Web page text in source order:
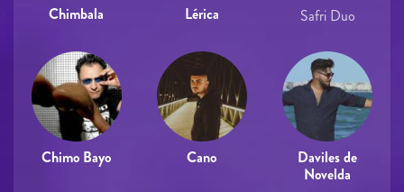
Chimbala Lérica Safri Duo
Chimo Bayo Cano
Daviles de
Novelda